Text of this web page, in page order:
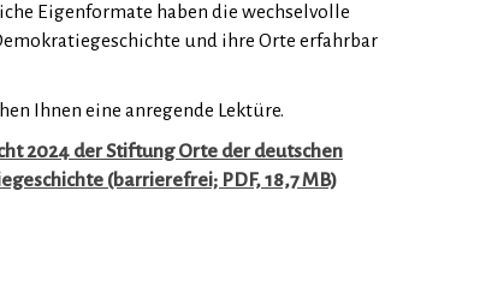
Eigenformate haben die wechselvolle
und ihre Orte erfahrbar
Ihnen eine anregende Lektüre.
2024 der Stiftung Orte der deutschen
(barrierefrei; PDF, 18,7 MB)